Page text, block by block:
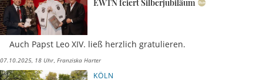
EWTN feiert Silberjubiläum
Auch Papst Leo XIV. ließ herzlich gratulieren.
07.10.2025, 18 Uhr Franziska Harter
KÖLN